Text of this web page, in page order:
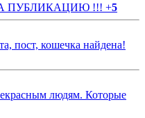
ПУБЛИКАЦИЮ !!! +5
пост, кошечка найдена!
людям. Которые